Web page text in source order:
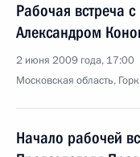
Рабочая встреча
Александром
2 июня 2009 года, 17:00
Московская область,
Начало рабочей